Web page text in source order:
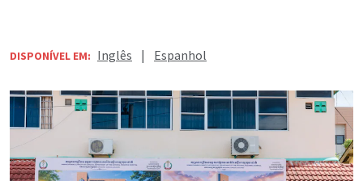
DISPONÍVEL EM: Inglês | Espanhol